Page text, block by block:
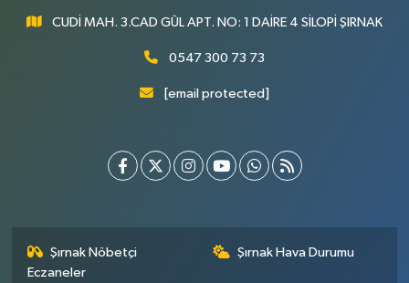
CUDİ MAH. 3.CAD GÜL APT. NO: 1 DAİRE 4 SİLOPİ ŞIRNAK
0547 300 73 73
[email protected]
Şırnak Nöbetçi
Eczaneler
Şırnak Hava Durumu